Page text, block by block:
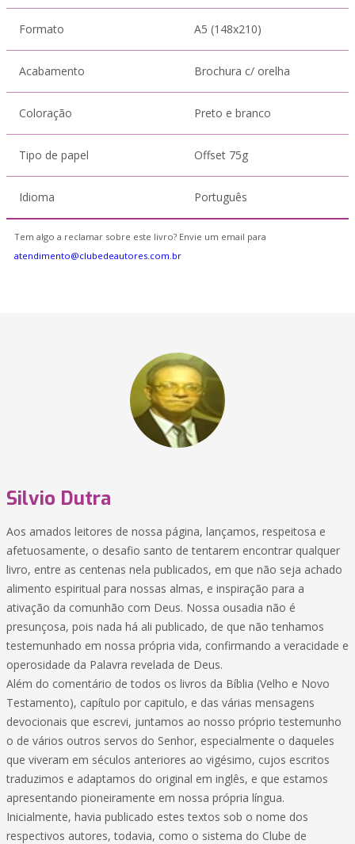
Formato A5 (148x210)
Acabamento Brochura c/ orelha
Coloração Preto e branco
Tipo de papel Offset 75g
Idioma Português
Tem algo a reclamar sobre este livro? Envie um email para
atendimento@clubedeautores.com.br
Silvio Dutra
Aos amados leitores de nossa página, lançamos, respeitosa e
afetuosamente, o desafio santo de tentarem encontrar qualquer
livro, entre as centenas nela publicados, em que não seja achado
alimento espiritual para nossas almas, e inspiração para a
ativação da comunhão com Deus. Nossa ousadia não é
presunçosa, pois nada há ali publicado, de que não tenhamos
testemunhado em nossa própria vida, confirmando a veracidade e
operosidade da Palavra revelada de Deus.
Além do comentário de todos os livros da Bíblia (Velho e Novo
Testamento), capítulo por capitulo, e das várias mensagens
devocionais que escrevi, juntamos ao nosso próprio testemunho
o de vários outros servos do Senhor, especialmente o daqueles
que viveram em séculos anteriores ao vigésimo, cujos escritos
traduzimos e adaptamos do original em inglês, e que estamos
apresentando pioneiramente em nossa própria língua.
Inicialmente, havia publicado estes textos sob o nome dos
respectivos autores, todavia, como o sistema do Clube de